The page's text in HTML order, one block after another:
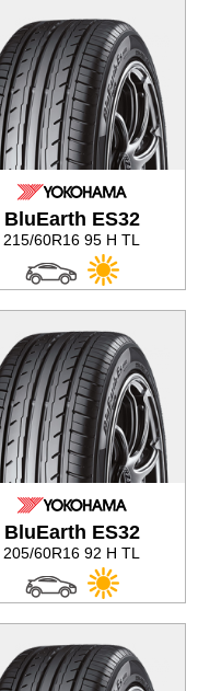
BluEarth ES32
215/60R16 95 H TL
BluEarth ES32
205/60R16 92 H TL